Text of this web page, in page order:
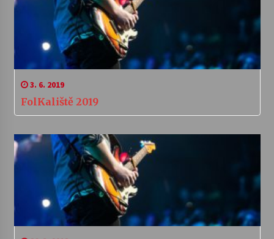
3. 6. 2019
FolKaliště 2019